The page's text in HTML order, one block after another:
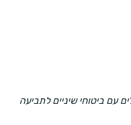
עם ביטוחי שיניים לתביעה